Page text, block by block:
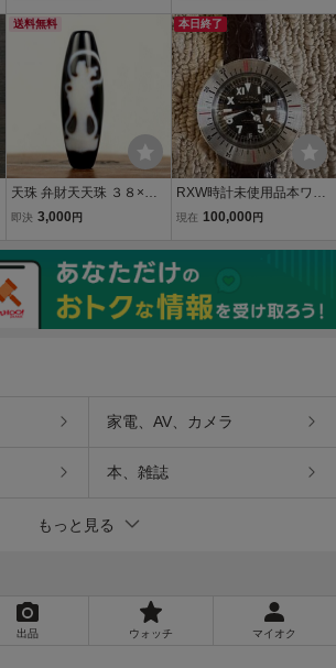
天珠 プルパ
送料無料
天珠 弁財天天珠 ３８×１
２ｍｍ ☆ 美容 財運 芸事
即決 3,000 円
本日終了
RXW時計未使用品本ワニ
皮バンドムーブメントス
す。 自動巻き ブラック文
字板
現在 100,000 円
家電、AV、カメラ
本、雑誌
もっと見る
出品 ウォッチ マイオク